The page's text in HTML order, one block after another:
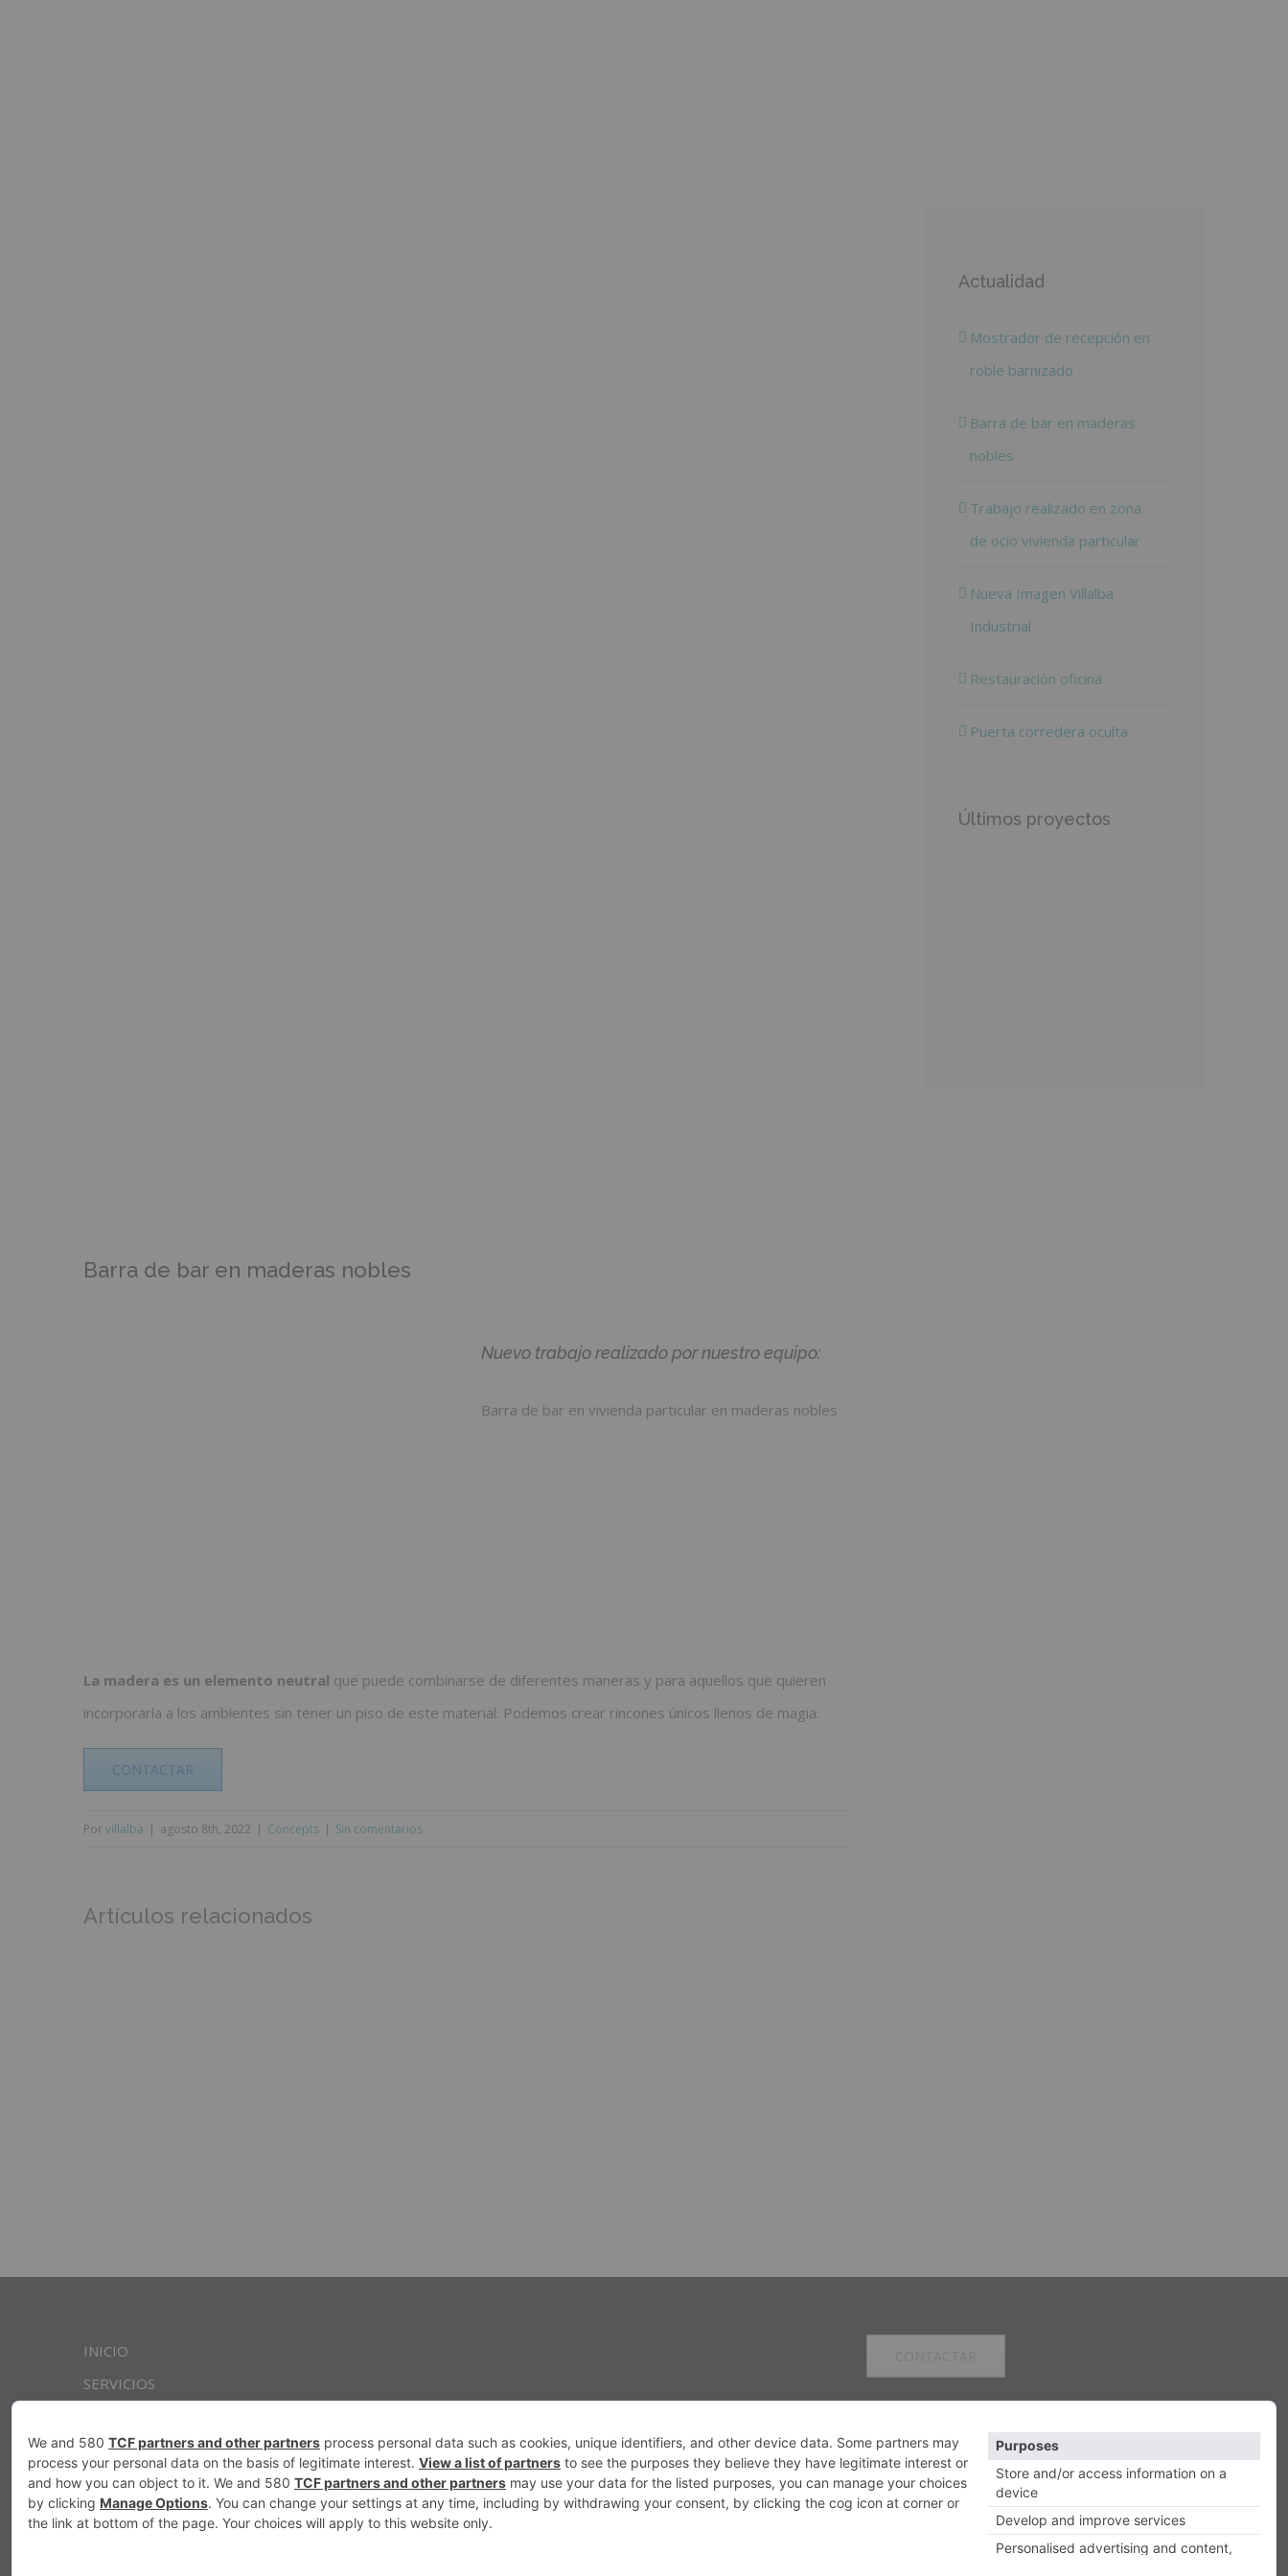
Barra de bar en maderas nobles
Nuevo trabajo realizado por nuestro equipo:
Barra de bar en vivienda particular en maderas nobles
La madera es un elemento neutral que puede combinarse de diferentes maneras y para aquellos que quieren
incorporarla a los ambientes sin tener un piso de este material. Podemos crear rincones únicos llenos de magia.
CONTACTAR
Por villalba | agosto 8th, 2022 | Concepts | Sin comentarios
Artículos relacionados
Actualidad
Mostrador de recepción en
roble barnizado
Barra de bar en maderas
nobles
Trabajo realizado en zona
de ocio vivienda particular
Nueva Imagen Villalba
Industrial
Restauración oficina
Puerta corredera oculta
Últimos proyectos
INICIO
SERVICIOS
EMPRESA
CONTACTAR